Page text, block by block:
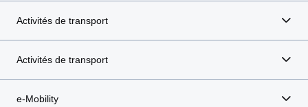
Activités de transport
Activités de transport
e-Mobility